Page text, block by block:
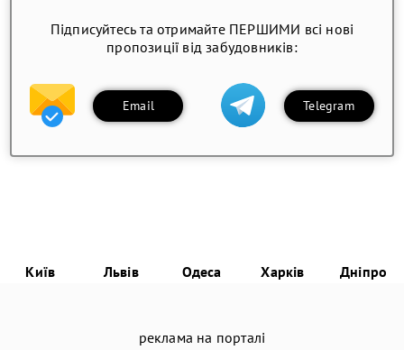
Підписуйтесь та отримайте ПЕРШИМИ всі нові
пропозиції від забудовників:
Email Telegram
Київ Львів Одеса Харків Дніпро
реклама на порталі